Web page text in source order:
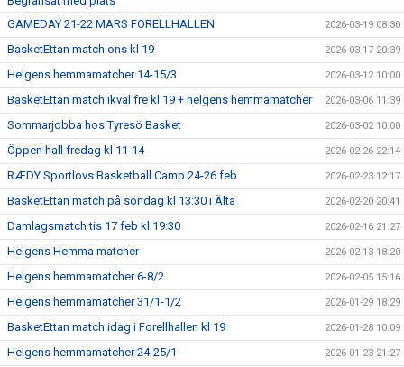
GAMEDAY 21-22 MARS FORELLHALLEN 2026-03-19 08:30
BasketEttan match ons kl 19 2026-03-17 20:39
Helgens hemmamatcher 14-15/3 2026-03-12 10:00
BasketEttan match ikväl fre kl 19 + helgens hemmamatcher 2026-03-06 11:39
Sommarjobba hos Tyresö Basket 2026-03-02 10:00
Öppen hall fredag kl 11-14 2026-02-26 22:14
RÆDY Sportlovs Basketball Camp 24-26 feb 2026-02-23 12:17
BasketEttan match på söndag kl 13:30 i Älta 2026-02-20 20:41
Damlagsmatch tis 17 feb kl 19:30 2026-02-16 21:27
Helgens Hemma matcher 2026-02-13 18:20
Helgens hemmamatcher 6-8/2 2026-02-05 15:16
Helgens hemmamatcher 31/1-1/2 2026-01-29 18:29
BasketEttan match idag i Forellhallen kl 19 2026-01-28 10:09
Helgens hemmamatcher 24-25/1 2026-01-23 21:27